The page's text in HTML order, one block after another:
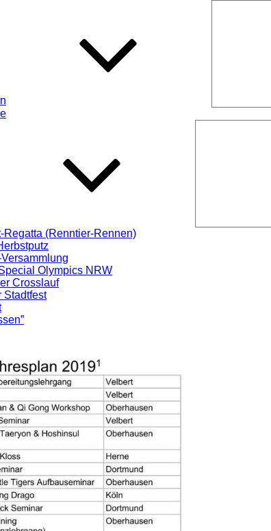
Regatta (Renntier-Rennen)
Olympics NRW
Crosslauf
Stadtfest